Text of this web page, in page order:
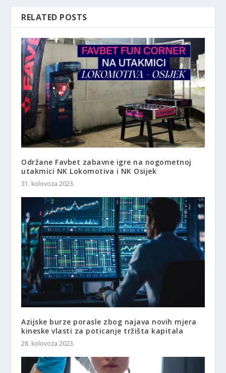
RELATED POSTS
Održane Favbet zabavne igre na nogometnoj
utakmici NK Lokomotiva i NK Osijek
31. kolovoza 2023.
Azijske burze porasle zbog najava novih mjera
kineske vlasti za poticanje tržišta kapitala
28. kolovoza 2023.